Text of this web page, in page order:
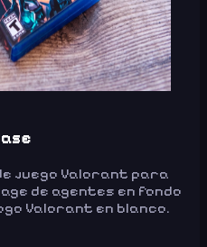
juego Valorant para
de agentes en fondo
Valorant en blanco.